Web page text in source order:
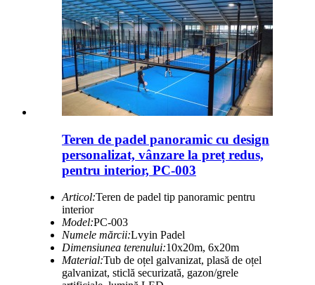
Teren de padel panoramic cu design
personalizat, vânzare la preț redus,
pentru interior, PC-003
Articol:Teren de padel tip panoramic pentru
interior
Model:PC-003
Numele mărcii:Lvyin Padel
Dimensiunea terenului:10x20m, 6x20m
Material:Tub de oțel galvanizat, plasă de oțel
galvanizat, sticlă securizată, gazon/grele